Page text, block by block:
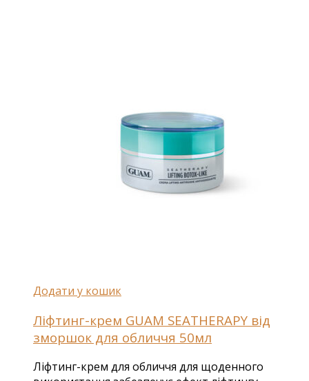
Додати у кошик
Ліфтинг-крем GUAM SEATHERAPY від
зморшок для обличчя 50мл
Ліфтинг-крем для обличчя для щоденного